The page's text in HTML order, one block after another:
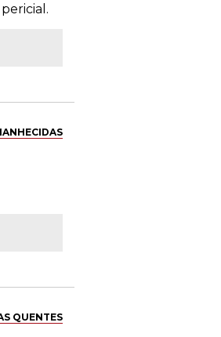
QUENTES